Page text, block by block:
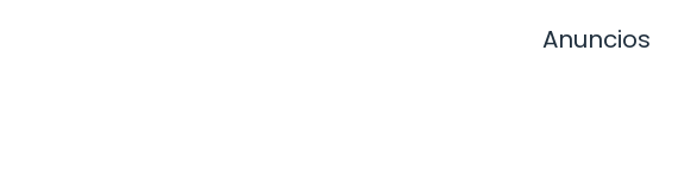
Anuncios